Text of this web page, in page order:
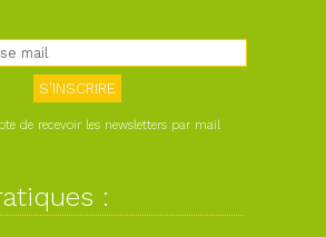
de recevoir les newsletters par mail
: